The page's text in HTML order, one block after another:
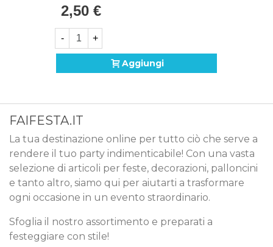
2,50 €
- +
Aggiungi
FAIFESTA.IT
La tua destinazione online per tutto ciò che serve a
rendere il tuo party indimenticabile! Con una vasta
selezione di articoli per feste, decorazioni, palloncini
e tanto altro, siamo qui per aiutarti a trasformare
ogni occasione in un evento straordinario.
Sfoglia il nostro assortimento e preparati a
festeggiare con stile!